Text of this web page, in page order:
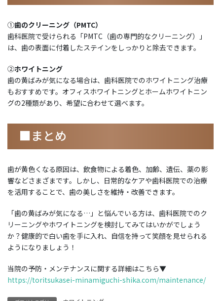
①歯のクリーニング（PMTC）
歯科医院で受けられる「PMTC（歯の専門的なクリーニング）」
は、歯の表面に付着したステインをしっかりと除去できます。
②ホワイトニング
歯の黄ばみが気になる場合は、歯科医院でのホワイトニング治療
もおすすめです。オフィスホワイトニングとホームホワイトニン
グの2種類があり、希望に合わせて選べます。
■まとめ
歯が黄色くなる原因は、飲食物による着色、加齢、遺伝、薬の影
響などさまざまです。しかし、日常的なケアや歯科医院での治療
を活用することで、歯の美しさを維持・改善できます。
「歯の黄ばみが気になる…」と悩んでいる方は、歯科医院でのク
リーニングやホワイトニングを検討してみてはいかがでしょう
か？健康的で白い歯を手に入れ、自信を持って笑顔を見せられる
ようになりましょう！
当院の予防・メンテナンスに関する詳細はこちら▼
https://toritsukasei-minamiguchi-shika.com/maintenance/